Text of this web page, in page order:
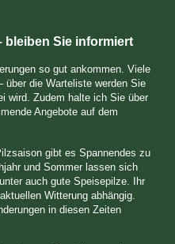
bleiben Sie informiert
so gut ankommen. Viele
über die Warteliste werden Sie
wird. Zudem halte ich Sie über
Angebote auf dem
gibt es Spannendes zu
und Sommer lassen sich
auch gute Speisepilze. Ihr
Witterung abhängig.
in diesen Zeiten